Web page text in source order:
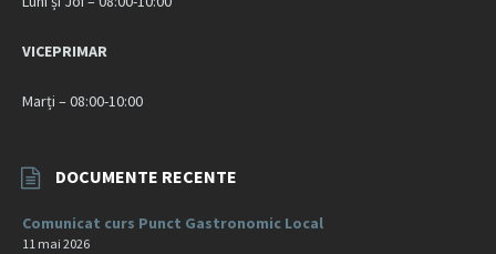
VICEPRIMAR
Marți – 08:00-10:00
DOCUMENTE RECENTE
Comunicat curs Punct Gastronomic Local
11 mai 2026